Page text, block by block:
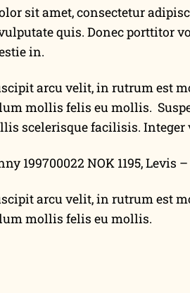
sit amet, consectetur
quis. Donec porttitor
in.
arcu velit, in rutrum est
mollis felis eu mollis.
scelerisque facilisis.
199700022 NOK 1195, Levis –
arcu velit, in rutrum est
mollis felis eu mollis.